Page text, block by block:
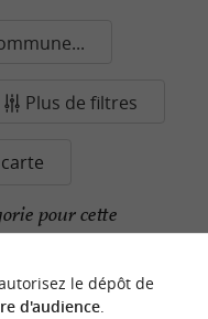
Plus de filtres
pour cette
le dépôt de
d'audience.